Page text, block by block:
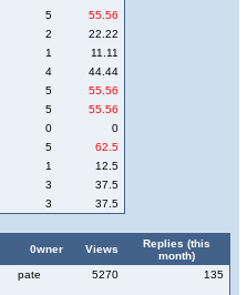
5
55.56
2
22.22
1
11.11
4
44.44
5
55.56
5
55.56
0
0
5
62.5
1
12.5
3
37.5
3 37.5
0wner Views
Replies (this
month)
pate 5270 135